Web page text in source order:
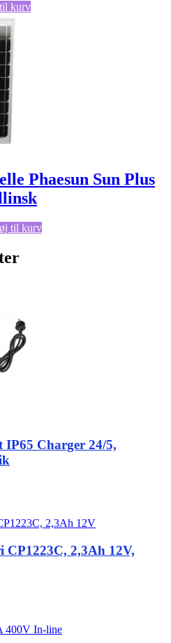
kurv
Phaesun Sun Plus
til kurv
Charger 24/5,
2,3Ah 12V,